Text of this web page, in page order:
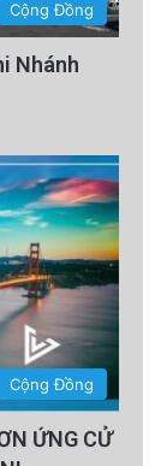
Cộng Đồng
Nhánh
Cộng Đồng
ỨNG CỬ